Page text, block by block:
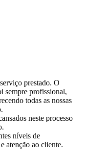
prestado. O
sempre profissional,
todas as nossas
neste processo
níveis de
atenção ao cliente.